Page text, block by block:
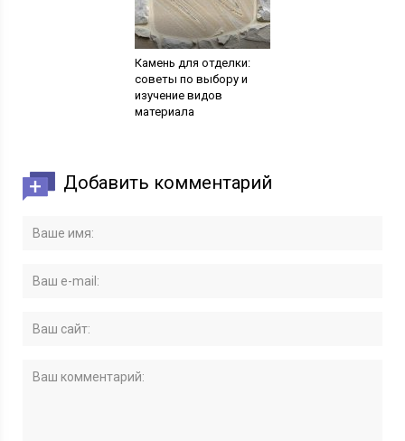
Камень для отделки:
советы по выбору и
изучение видов
материала
Добавить комментарий